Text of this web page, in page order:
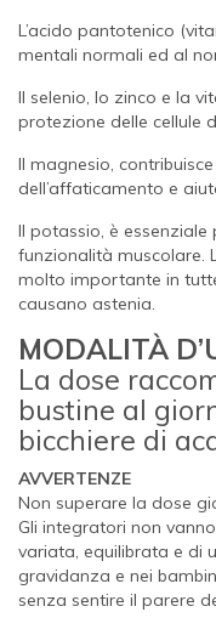
L’acido pantotenico
mentali normali ed al
Il selenio, lo zinco e la
protezione delle cellule
Il magnesio,
dell’affaticamento e
Il potassio, è
funzionalità muscolare.
molto importante in
causano astenia.
MODALITÀ
La dose
bustine al
bicchiere di
AVVERTENZE
Non superare la dose
Gli integratori non
variata, equilibrata e di
gravidanza e nei
senza sentire il parere